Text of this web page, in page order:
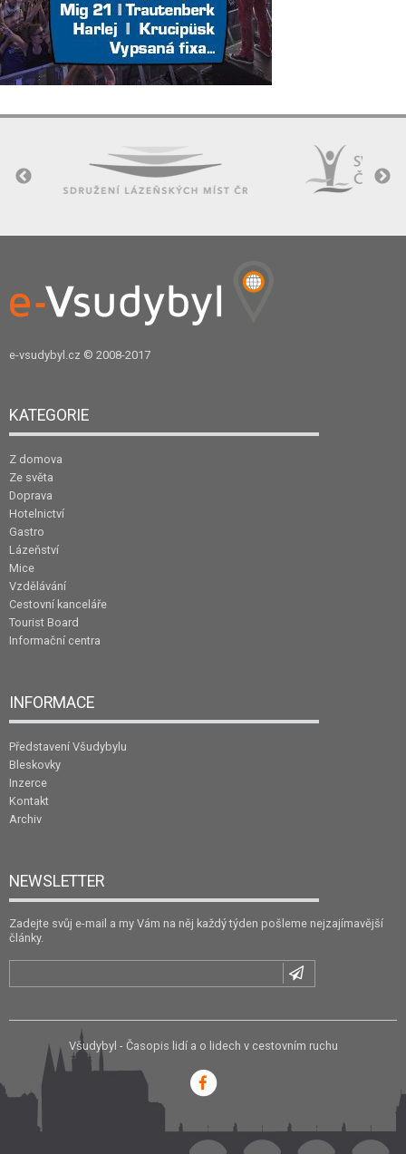
e-vsudybyl.cz © 2008-2017
KATEGORIE
Z domova
Ze světa
Doprava
Hotelnictví
Gastro
Lázeňství
Mice
Vzdělávání
Cestovní kanceláře
Tourist Board
Informační centra
INFORMACE
Představení Všudybylu
Bleskovky
Inzerce
Kontakt
Archiv
NEWSLETTER
Zadejte svůj e-mail a my Vám na něj každý týden pošleme nejzajímavější
články.
Všudybyl - Časopis lidí a o lidech v cestovním ruchu